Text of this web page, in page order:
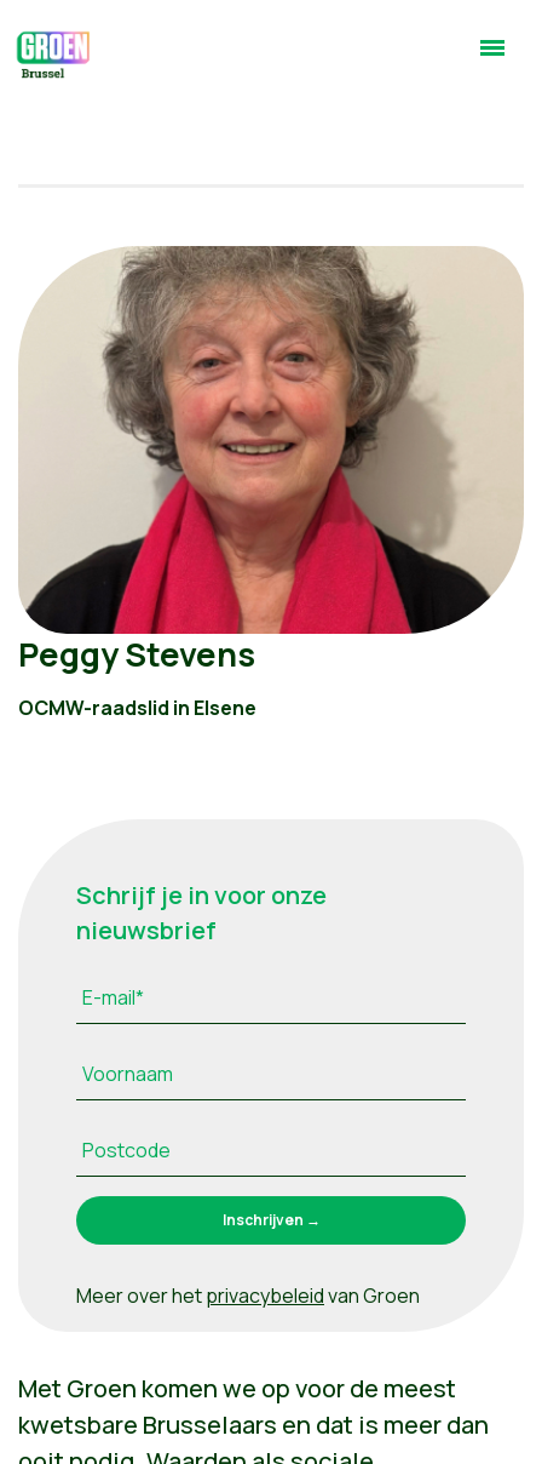
Peggy Stevens
OCMW-raadslid in Elsene
Schrijf je in voor onze
nieuwsbrief
E-mail*
Voornaam
Postcode
Meer over hetprivacybeleidvan Groen
Met Groen komen we op voor de meest
kwetsbare Brusselaars en dat is meer dan